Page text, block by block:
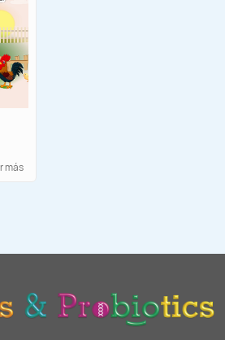
más